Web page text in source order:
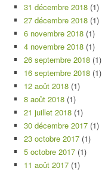
31 décembre 2018 (1)
27 décembre 2018 (1)
6 novembre 2018 (1)
4 novembre 2018 (1)
26 septembre 2018 (1)
16 septembre 2018 (1)
12 août 2018 (1)
8 août 2018 (1)
21 juillet 2018 (1)
30 décembre 2017 (1)
23 octobre 2017 (1)
5 octobre 2017 (1)
11 août 2017 (1)